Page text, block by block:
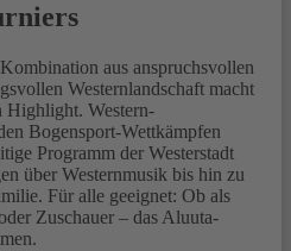
aus anspruchsvollen
Westernlandschaft macht
Highlight. Western-
Bogensport-Wettkämpfen
Programm der Westerstadt
über Westernmusik bis hin zu
Für alle geeignet: Ob als
Zuschauer – das Aluuta-